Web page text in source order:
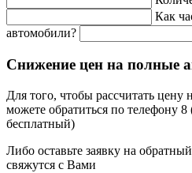
Как
автомобили?
Снижение цен на полные
Для того, чтобы рассчитать
можете обратиться по телефону
бесплатный)
Либо оставьте заявку на
свяжутся с Вами